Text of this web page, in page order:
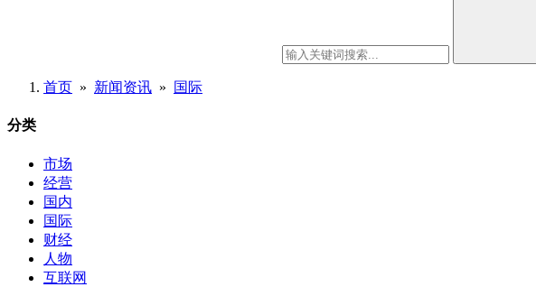
首页 » 新闻资讯 » 国际
分类
市场
经营
国内
国际
财经
人物
互联网